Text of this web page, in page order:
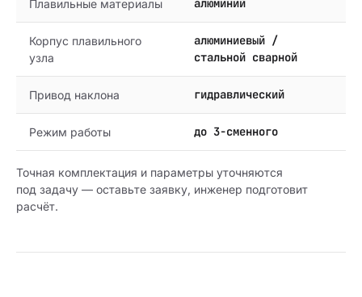
Плавильные материалы алюминий
Корпус плавильного
узла
алюминиевый /
стальной сварной
Привод наклона гидравлический
Режим работы до 3-сменного
Точная комплектация и параметры уточняются
под задачу — оставьте заявку, инженер подготовит
расчёт.